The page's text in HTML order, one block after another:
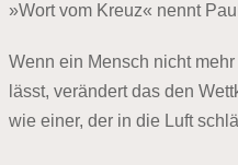
»Wort vom Kreuz« nennt
Wenn ein Mensch nicht
lässt, verändert das den
wie einer, der in die Luft